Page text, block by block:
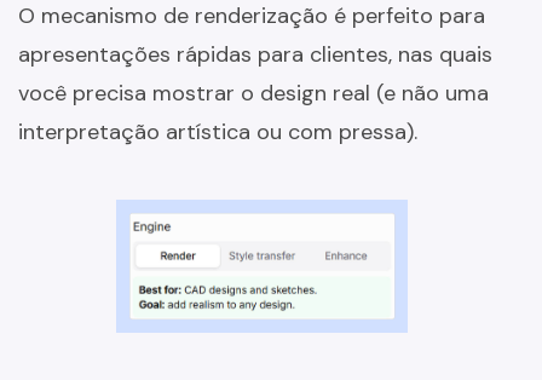
O mecanismo de renderização é perfeito para
apresentações rápidas para clientes, nas quais
você precisa mostrar o design real (e não uma
interpretação artística ou com pressa).